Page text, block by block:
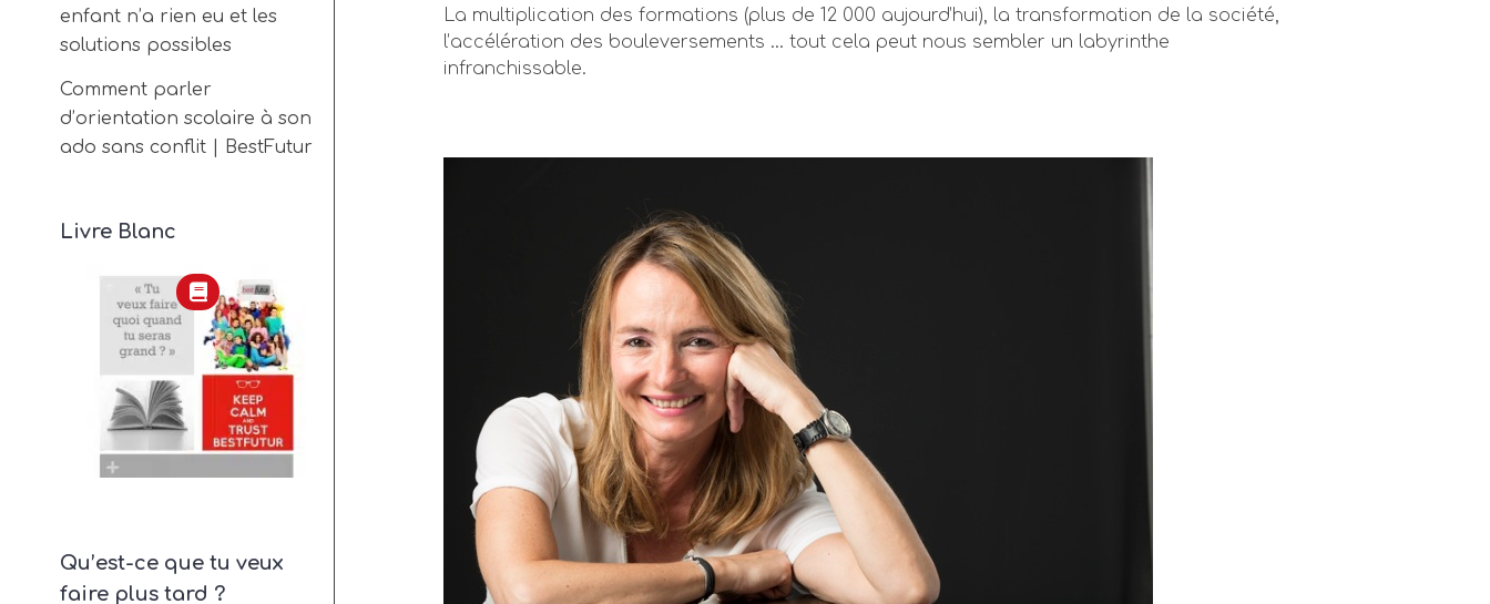
enfant n’a rien eu et les
solutions possibles
Comment parler
d’orientation scolaire à son
ado sans conflit | BestFutur
Livre Blanc
Qu’est-ce que tu veux
faire plus tard ?
La multiplication des formations (plus de 12 000 aujourd’hui), la transformation de la société,
l’accélération des bouleversements … tout cela peut nous sembler un labyrinthe
infranchissable.